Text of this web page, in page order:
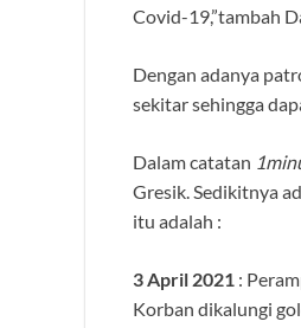
Covid-19,”tambah
Dengan adanya
sekitar sehingga
Dalam catatan
Gresik. Sedikitnya
itu adalah :
3 April 2021 :
Korban dikalungi